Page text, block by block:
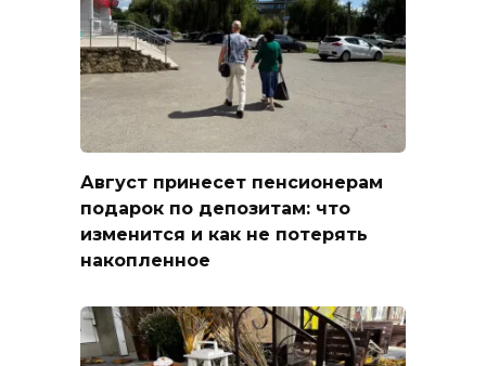
Август принесет пенсионерам
подарок по депозитам: что
изменится и как не потерять
накопленное